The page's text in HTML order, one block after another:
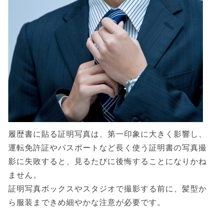
履歴書に貼る証明写真は、第一印象に大きく影響し、
運転免許証やパスポートなど長く使う証明書の写真撮
影に失敗すると、見るたびに後悔することになりかね
ません。
証明写真ボックスやスタジオで撮影する前に、髪型か
ら服装まできめ細やかな注意が必要です。